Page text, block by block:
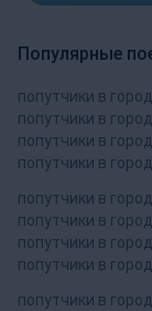
Популярные
попутчики в город
попутчики в город
попутчики в город
попутчики в город
попутчики в город
попутчики в город
попутчики в город
попутчики в город
попутчики в город